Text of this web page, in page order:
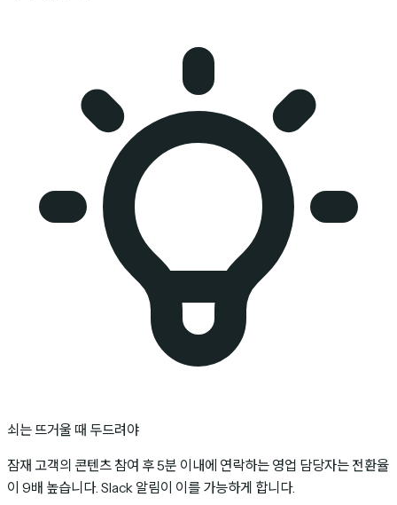
쇠는 뜨거울 때 두드려야
잠재 고객의 콘텐츠 참여 후 5분 이내에 연락하는 영업 담당자는 전환율
이 9배 높습니다. Slack 알림이 이를 가능하게 합니다.